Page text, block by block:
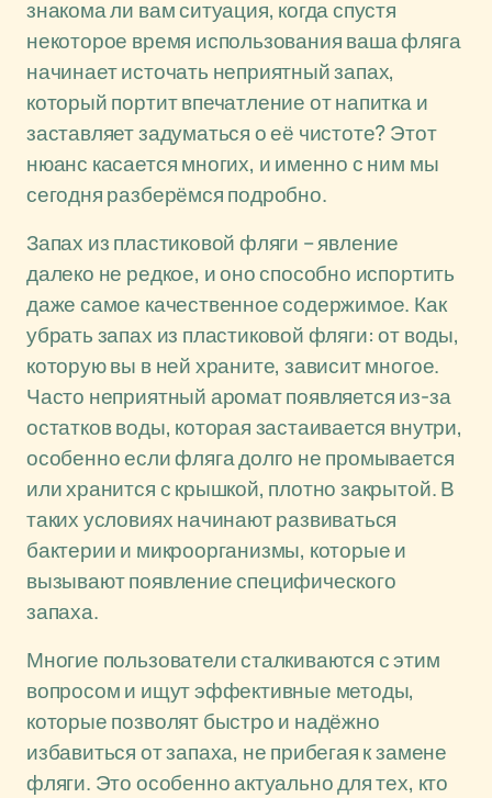
знакома ли вам ситуация, когда спустя
некоторое время использования ваша фляга
начинает источать неприятный запах,
который портит впечатление от напитка и
заставляет задуматься о её чистоте? Этот
нюанс касается многих, и именно с ним мы
сегодня разберёмся подробно.
Запах из пластиковой фляги – явление
далеко не редкое, и оно способно испортить
даже самое качественное содержимое. Как
убрать запах из пластиковой фляги: от воды,
которую вы в ней храните, зависит многое.
Часто неприятный аромат появляется из-за
остатков воды, которая застаивается внутри,
особенно если фляга долго не промывается
или хранится с крышкой, плотно закрытой. В
таких условиях начинают развиваться
бактерии и микроорганизмы, которые и
вызывают появление специфического
запаха.
Многие пользователи сталкиваются с этим
вопросом и ищут эффективные методы,
которые позволят быстро и надёжно
избавиться от запаха, не прибегая к замене
фляги. Это особенно актуально для тех, кто